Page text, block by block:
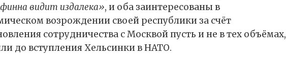
видит издалека», и оба заинтересованы в
возрождении своей республики за счёт
сотрудничества с Москвой пусть и не в тех объёмах,
до вступления Хельсинки в НАТО.